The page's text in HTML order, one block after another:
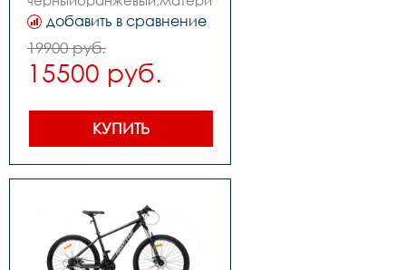
рамы сталь,размер
рамы,количество
скоростей 7
добавить в сравнение
19900 руб.
15500 руб.
КУПИТЬ